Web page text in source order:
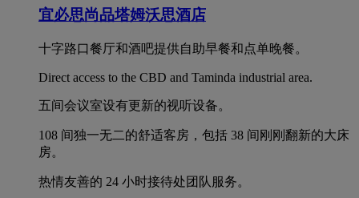
宜必思尚品塔姆沃思酒店
十字路口餐厅和酒吧提供自助早餐和点单晚餐。
Direct access to the CBD and Taminda industrial area.
五间会议室设有更新的视听设备。
108 间独一无二的舒适客房，包括 38 间刚刚翻新的大床
房。
热情友善的 24 小时接待处团队服务。